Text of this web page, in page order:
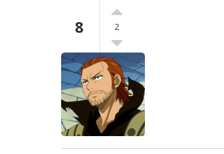
8 2